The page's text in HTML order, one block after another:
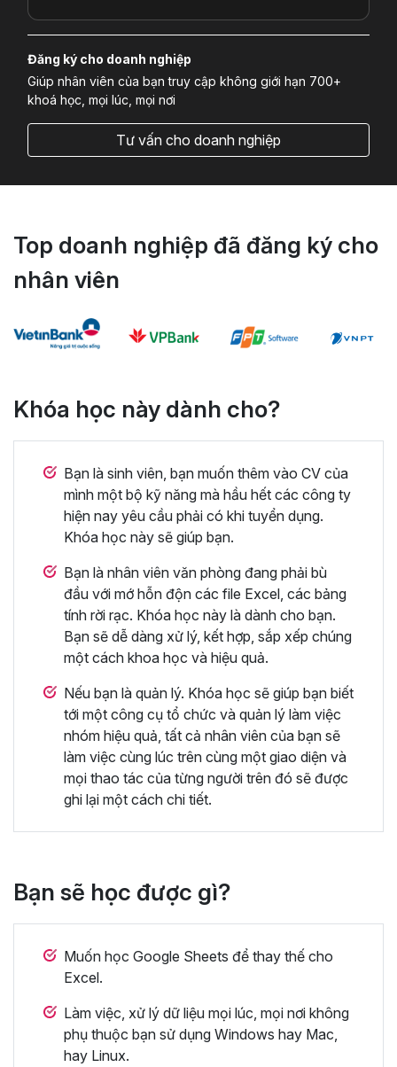
Đăng ký cho doanh nghiệp
Giúp nhân viên của bạn truy cập không giới hạn 700+
khoá học, mọi lúc, mọi nơi
Tư vấn cho doanh nghiệp
Top doanh nghiệp đã đăng ký cho
nhân viên
Khóa học này dành cho?
Bạn là sinh viên, bạn muốn thêm vào CV của
mình một bộ kỹ năng mà hầu hết các công ty
hiện nay yêu cầu phải có khi tuyển dụng.
Khóa học này sẽ giúp bạn.
Bạn là nhân viên văn phòng đang phải bù
đầu với mớ hỗn độn các file Excel, các bảng
tính rời rạc. Khóa học này là dành cho bạn.
Bạn sẽ dễ dàng xử lý, kết hợp, sắp xếp chúng
một cách khoa học và hiệu quả.
Nếu bạn là quản lý. Khóa học sẽ giúp bạn biết
tới một công cụ tổ chức và quản lý làm việc
nhóm hiệu quả, tất cả nhân viên của bạn sẽ
làm việc cùng lúc trên cùng một giao diện và
mọi thao tác của từng người trên đó sẽ được
ghi lại một cách chi tiết.
Bạn sẽ học được gì?
Muốn học Google Sheets để thay thế cho
Excel.
Làm việc, xử lý dữ liệu mọi lúc, mọi nơi không
phụ thuộc bạn sử dụng Windows hay Mac,
hay Linux.